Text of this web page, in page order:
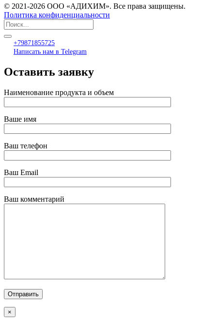
© 2021-2026 ООО «АДИХИМ». Все права защищены.
Политика конфиденциальности
+79871855725
Написать нам в Telegram
Оставить заявку
Наименование продукта и объем
Ваше имя
Ваш телефон
Ваш Email
Ваш комментарий
Отправить
×